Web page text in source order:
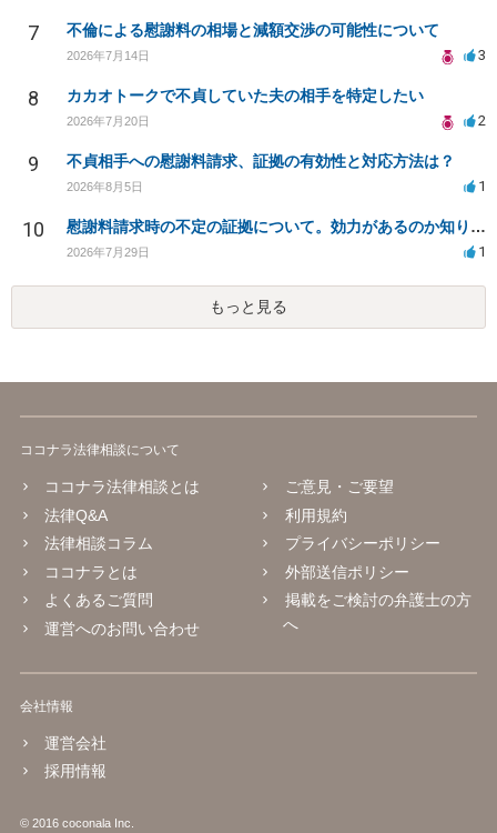
7 不倫による慰謝料の相場と減額交渉の可能性について
2026年7月14日 3
8 カカオトークで不貞していた夫の相手を特定したい
2026年7月20日 2
9 不貞相手への慰謝料請求、証拠の有効性と対応方法は？
2026年8月5日 1
10 慰謝料請求時の不定の証拠について。効力があるのか知りたい。
2026年7月29日 1
もっと見る
ココナラ法律相談について
ココナラ法律相談とは
法律Q&A
法律相談コラム
ココナラとは
よくあるご質問
運営へのお問い合わせ
ご意見・ご要望
利用規約
プライバシーポリシー
外部送信ポリシー
掲載をご検討の弁護士の方
へ
会社情報
運営会社
採用情報
© 2016 coconala Inc.